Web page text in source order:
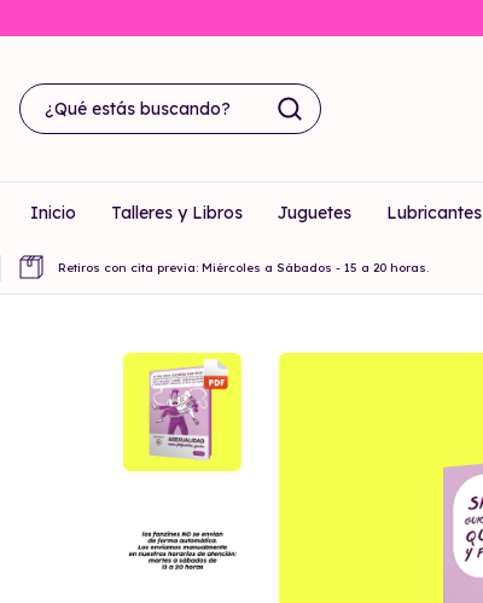
Inicio Talleres y Libros Juguetes Lubricantes
Retiros con cita previa: Miércoles a Sábados - 15 a 20 horas.